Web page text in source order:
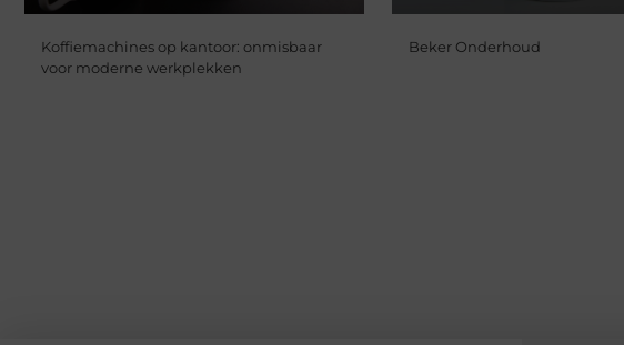
Koffiemachines op kantoor: onmisbaar
voor moderne werkplekken
Beker Onderhoud